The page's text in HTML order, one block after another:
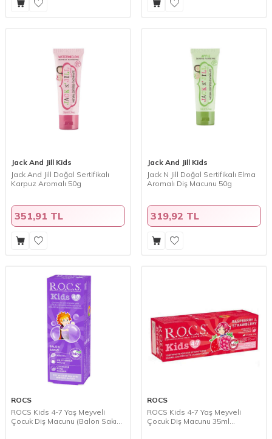
Jack And Jill Kids
Jack And Jill Doğal Sertifikalı
Karpuz Aromalı 50g
351,91 TL
Jack And Jill Kids
Jack N Jill Doğal Sertifikalı Elma
Aromalı Diş Macunu 50g
319,92 TL
ROCS
ROCS Kids 4-7 Yaş Meyveli
Çocuk Diş Macunu (Balon Sakızı)
ROCS
ROCS Kids 4-7 Yaş Meyveli
Çocuk Diş Macunu 35ml